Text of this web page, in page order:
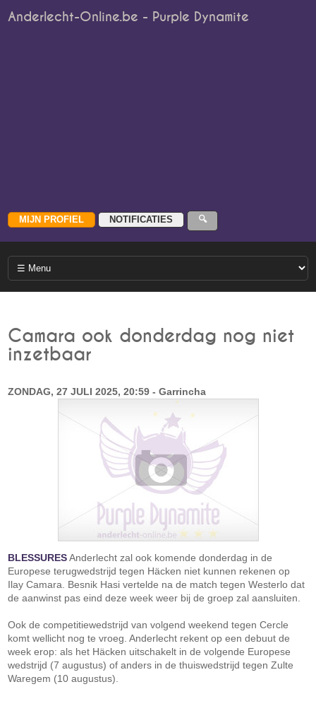
Anderlecht-Online.be - Purple Dynamite
Camara ook donderdag nog niet
inzetbaar
ZONDAG, 27 JULI 2025, 20:59 - Garrincha
BLESSURESAnderlecht zal ook komende donderdag in de
Europese terugwedstrijd tegen Häcken niet kunnen rekenen op
Ilay Camara. Besnik Hasi vertelde na de match tegen Westerlo dat
de aanwinst pas eind deze week weer bij de groep zal aansluiten.
Ook de competitiewedstrijd van volgend weekend tegen Cercle
komt wellicht nog te vroeg. Anderlecht rekent op een debuut de
week erop: als het Häcken uitschakelt in de volgende Europese
wedstrijd (7 augustus) of anders in de thuiswedstrijd tegen Zulte
Waregem (10 augustus).